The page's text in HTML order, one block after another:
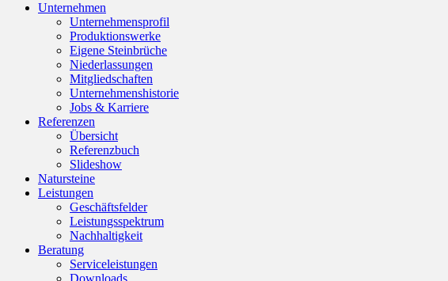
Unternehmen
Unternehmensprofil
Produktionswerke
Eigene Steinbrüche
Niederlassungen
Mitgliedschaften
Unternehmenshistorie
Jobs & Karriere
Referenzen
Übersicht
Referenzbuch
Slideshow
Natursteine
Leistungen
Geschäftsfelder
Leistungsspektrum
Nachhaltigkeit
Beratung
Serviceleistungen
Downloads